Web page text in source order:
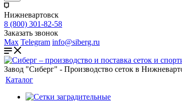
Нижневартовск
8 (800) 301-82-58
Заказать звонок
Max Telegram info@siberg.ru
Завод "Сиберг" - Производство сеток в
Каталог